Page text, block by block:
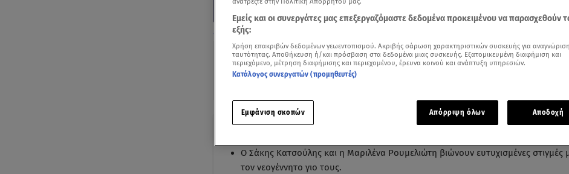
Πριν λίγες μέρες η Μαριλένα Ρουμελιώτη και ο Σάκης Κατσούλης έγιναν γονείς/ πηγή: OPEN
Δείτε περισσότερα άρθρα μας στα αποτελέσματα αναζήτησης
Με μια ματιά-by STAR AI
Ο Σάκης Κατσούλης και η Μαριλένα Ρουμελιώτη βιώνουν ευτυχισμένες στιγμές
τον νεογέννητο γιο τους.
Εμείς και οι συνεργάτες μας επεξεργαζόμαστε δεδομένα προκειμένου να παρασχεθούν
εξής:
Χρήση επακριβών δεδομένων γεωεντοπισμού. Ακριβής σάρωση χαρακτηριστικών συσκευής για αναγνώριση
ταυτότητας. Αποθήκευση ή/και πρόσβαση στα δεδομένα μιας συσκευής. Εξατομικευμένη διαφήμιση και
περιεχόμενο, μέτρηση διαφήμισης και περιεχομένου, έρευνα κοινού και ανάπτυξη υπηρεσιών.
Κατάλογος συνεργατών (προμηθευτές)
Εμφάνιση σκοπών Απόρριψη όλων Αποδοχή